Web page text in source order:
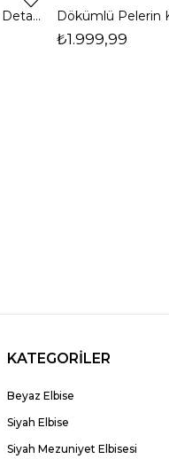
Dökümlü Pelerin Kol Pencere Detaylı Maxi Kahverengi Arlev Kadın Elbise 26Y511
₺1.999,99
KATEGORİLER
Beyaz Elbise
Siyah Elbise
Siyah Mezuniyet Elbisesi